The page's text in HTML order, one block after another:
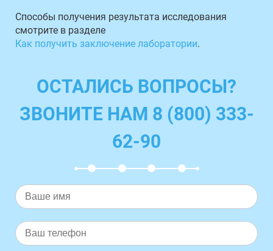
Способы получения результата исследования
смотрите в разделе
Как получить заключение лаборатории.
ОСТАЛИСЬ ВОПРОСЫ?
ЗВОНИТЕ НАМ 8 (800) 333-
62-90